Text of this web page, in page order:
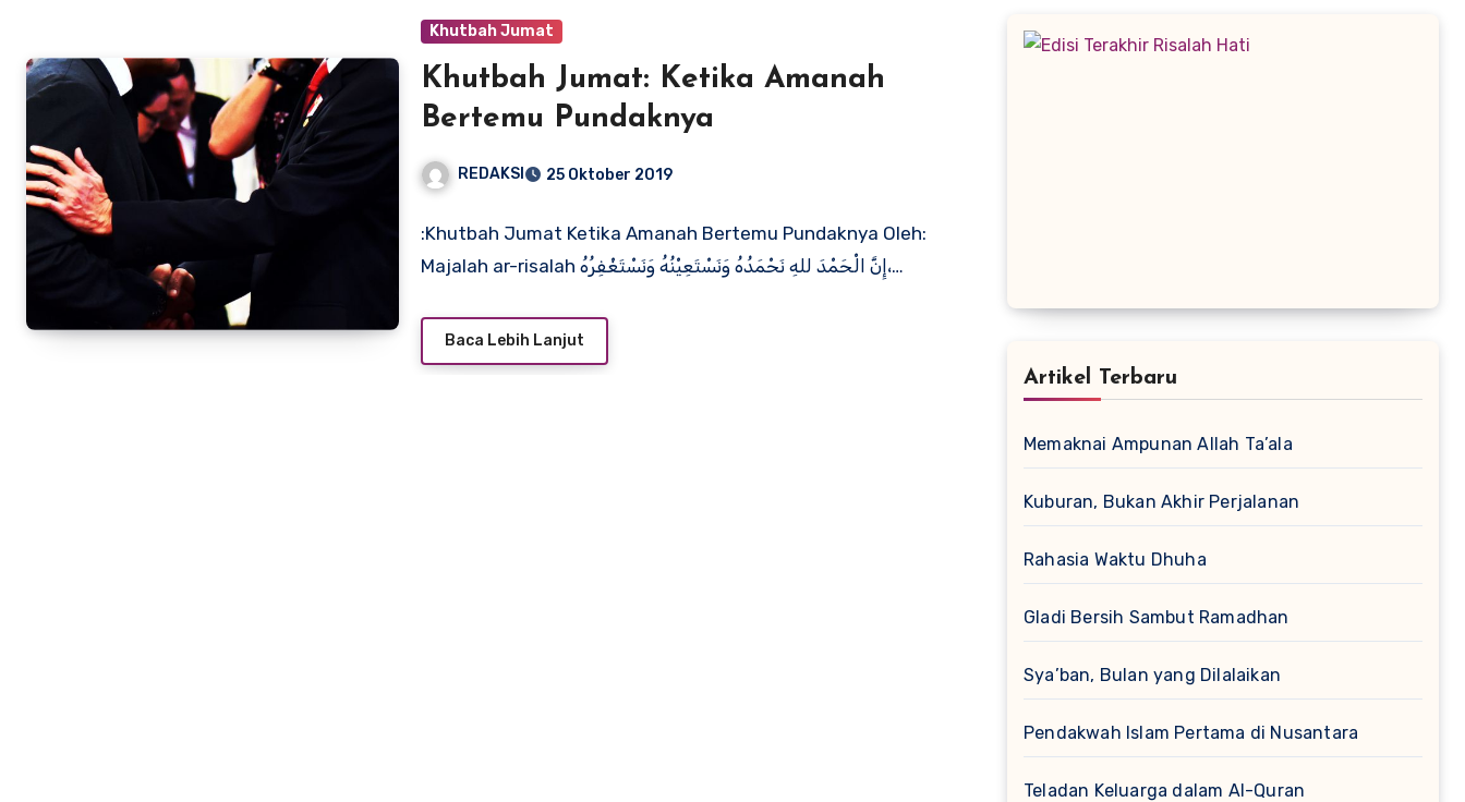
Khutbah Jumat
Khutbah Jumat: Ketika Amanah
Bertemu Pundaknya
REDAKSI 25 Oktober 2019
:Khutbah Jumat Ketika Amanah Bertemu Pundaknya Oleh:
Majalah ar-risalah إِنَّ الْحَمْدَ للهِ نَحْمَدُهُ وَنَسْتَعِيْنُهُ وَنَسْتَغْفِرُهُ،…
Baca Lebih Lanjut
Artikel Terbaru
Memaknai Ampunan Allah Ta’ala
Kuburan, Bukan Akhir Perjalanan
Rahasia Waktu Dhuha
Gladi Bersih Sambut Ramadhan
Sya’ban, Bulan yang Dilalaikan
Pendakwah Islam Pertama di Nusantara
Teladan Keluarga dalam Al-Quran